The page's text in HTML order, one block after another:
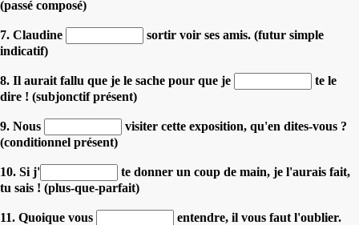
(passé composé)
7. Claudine
sortir voir ses amis. (futur simple
indicatif)
8. Il aurait fallu que je le sache pour que je
te le
dire ! (subjonctif présent)
9. Nous
visiter cette exposition, qu'en dites-vous ?
(conditionnel présent)
10. Si j'
te donner un coup de main, je l'aurais fait,
tu sais ! (plus-que-parfait)
11. Quoique vous
entendre, il vous faut l'oublier.